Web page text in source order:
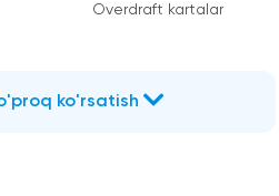
Overdraft kartalar
ko'rsatish